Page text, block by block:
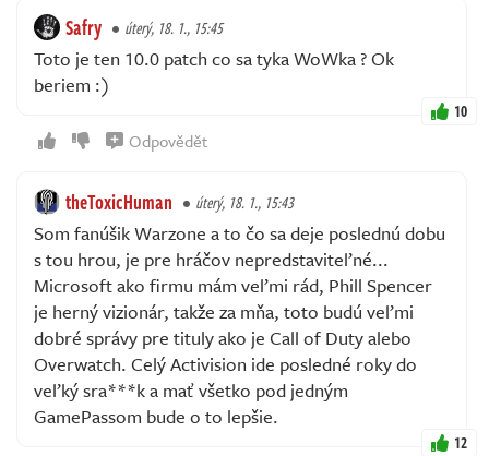
Safry úterý, 18. 1., 15:45
Toto je ten 10.0 patch co sa tyka WoWka ? Ok
beriem :)
10
Odpovědět
theToxicHuman úterý, 18. 1., 15:43
Som fanúšik Warzone a to čo sa deje poslednú dobu
s tou hrou, je pre hráčov nepredstaviteľné...
Microsoft ako firmu mám veľmi rád, Phill Spencer
je herný vizionár, takže za mňa, toto budú veľmi
dobré správy pre tituly ako je Call of Duty alebo
Overwatch. Celý Activision ide posledné roky do
veľký sra***k a mať všetko pod jedným
GamePassom bude o to lepšie.
12